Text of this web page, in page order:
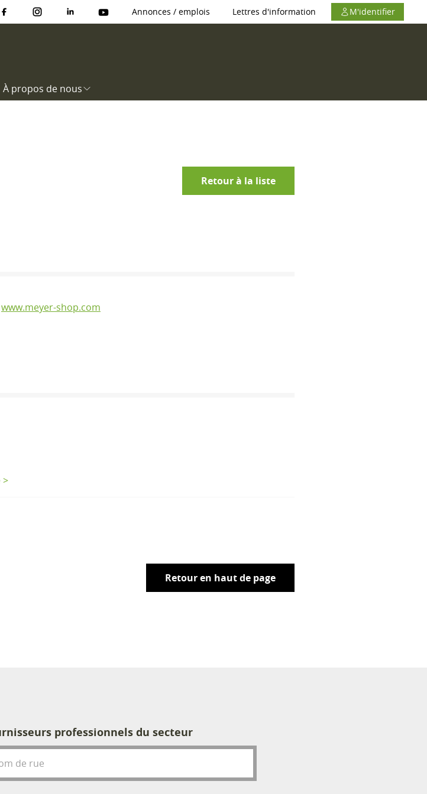
Annonces / emplois Lettres d'information M'identifier
À propos de nous
Retour à la liste
www.meyer-shop.com
>
Retour en haut de page
professionnels du secteur